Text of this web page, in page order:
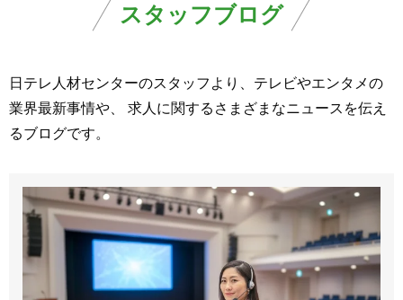
スタッフブログ
日テレ人材センターのスタッフより、テレビやエンタメの
業界最新事情や、
求人に関するさまざまなニュースを伝え
るブログです。